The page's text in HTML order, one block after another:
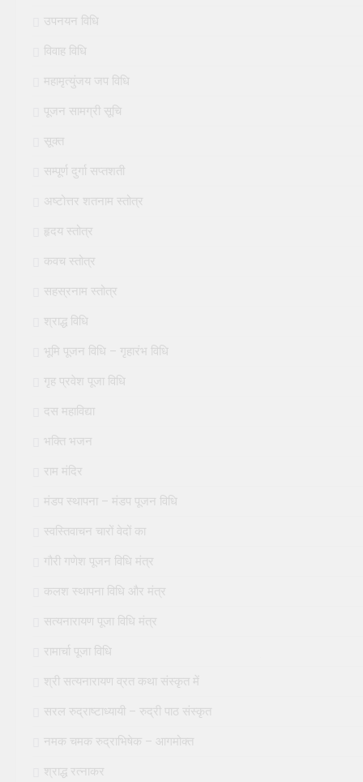
उपनयन विधि
विवाह विधि
महामृत्युंजय जप विधि
पूजन सामग्री सूचि
सूक्त
सम्पूर्ण दुर्गा सप्तशती
अष्टोत्तर शतनाम स्तोत्र
हृदय स्तोत्र
कवच स्तोत्र
सहस्रनाम स्तोत्र
श्राद्ध विधि
भूमि पूजन विधि – गृहारंभ विधि
गृह प्रवेश पूजा विधि
दस महाविद्या
भक्ति भजन
राम मंदिर
मंडप स्थापना – मंडप पूजन विधि
स्वस्तिवाचन चारों वेदों का
गौरी गणेश पूजन विधि मंत्र
कलश स्थापना विधि और मंत्र
सत्यनारायण पूजा विधि मंत्र
रामार्चा पूजा विधि
श्री सत्यनारायण व्रत कथा संस्कृत में
सरल रुद्राष्टाध्यायी – रुद्री पाठ संस्कृत
नमक चमक रुद्राभिषेक – आगमोक्त
श्राद्ध रत्नाकर